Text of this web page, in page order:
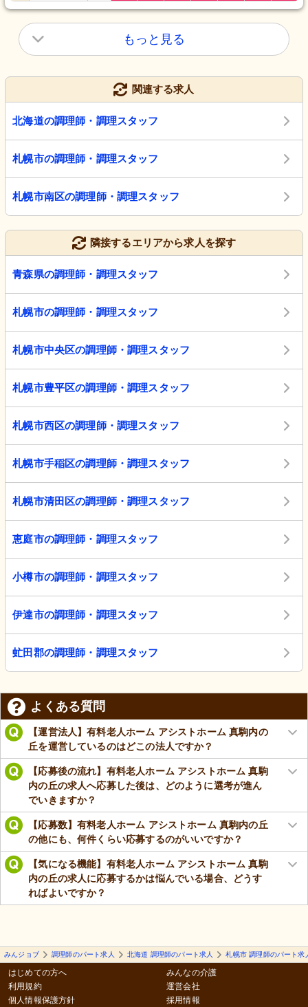
もっと見る
関連する求人
北海道の調理師・調理スタッフ
札幌市の調理師・調理スタッフ
札幌市南区の調理師・調理スタッフ
隣接するエリアから求人を探す
青森県の調理師・調理スタッフ
札幌市の調理師・調理スタッフ
札幌市中央区の調理師・調理スタッフ
札幌市豊平区の調理師・調理スタッフ
札幌市西区の調理師・調理スタッフ
札幌市手稲区の調理師・調理スタッフ
札幌市清田区の調理師・調理スタッフ
恵庭市の調理師・調理スタッフ
小樽市の調理師・調理スタッフ
伊達市の調理師・調理スタッフ
虻田郡の調理師・調理スタッフ
よくある質問
【運営法人】有料老人ホーム アシストホーム 真駒内の
丘を運営しているのはどこの法人ですか？
【応募後の流れ】有料老人ホーム アシストホーム 真駒
内の丘の求人へ応募した後は、どのように選考が進ん
でいきますか？
【応募数】有料老人ホーム アシストホーム 真駒内の丘
の他にも、何件くらい応募するのがいいですか？
【気になる機能】有料老人ホーム アシストホーム 真駒
内の丘の求人に応募するかは悩んでいる場合、どうす
ればよいですか？
みんジョブ 調理師のパート求人 北海道 調理師のパート求人 札幌市 調理師のパート求
はじめての方へ
利用規約
個人情報保護方針
みんなの介護
運営会社
採用情報